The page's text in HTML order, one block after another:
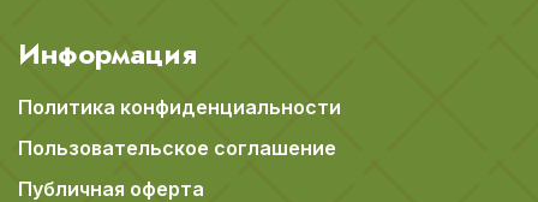
Информация
Политика конфиденциальности
Пользовательское соглашение
Публичная оферта